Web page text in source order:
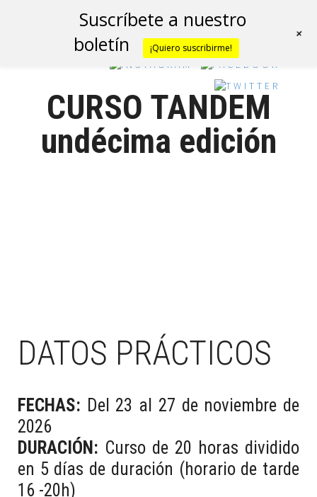
CURSO TANDEM
undécima edición
DATOS PRÁCTICOS
FECHAS: Del 23 al 27 de noviembre de
2026
DURACIÓN: Curso de 20 horas dividido
en 5 días de duración (horario de tarde
16 -20h)
Suscríbete a nuestro
boletín
¡Quiero suscribirme!
+